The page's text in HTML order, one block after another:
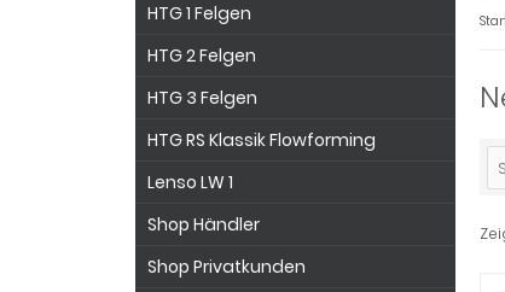
HTG 1 Felgen
HTG 2 Felgen
HTG 3 Felgen
HTG RS Klassik Flowforming
Lenso LW 1
Shop Händler
Shop Privatkunden